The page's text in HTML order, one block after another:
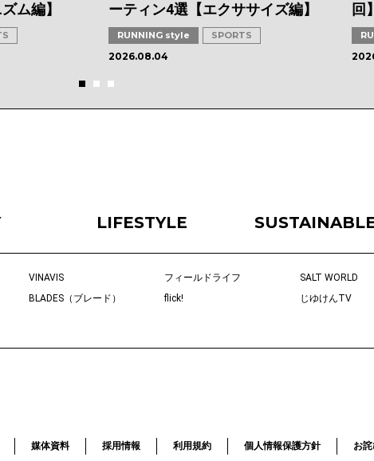
ム編】
ーティン4選【エクササイズ編】
RUNNING style SPORTS
2026.08.04
回】
LIFESTYLE
VINAVIS フィールドライフ SALT WORLD
BLADES（ブレード） flick! じゆけんTV
媒体資料 採用情報 利用規約 個人情報保護方針 お